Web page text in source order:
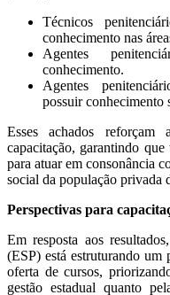
Técnicos
conhecimento nas
Agentes
conhecimento.
Agentes
possuir conhecimento
Esses achados
capacitação, garantindo
para atuar em consonância
social da população privada
Perspectivas para
Em resposta aos
(ESP) está estruturando um
oferta de cursos,
gestão estadual quanto